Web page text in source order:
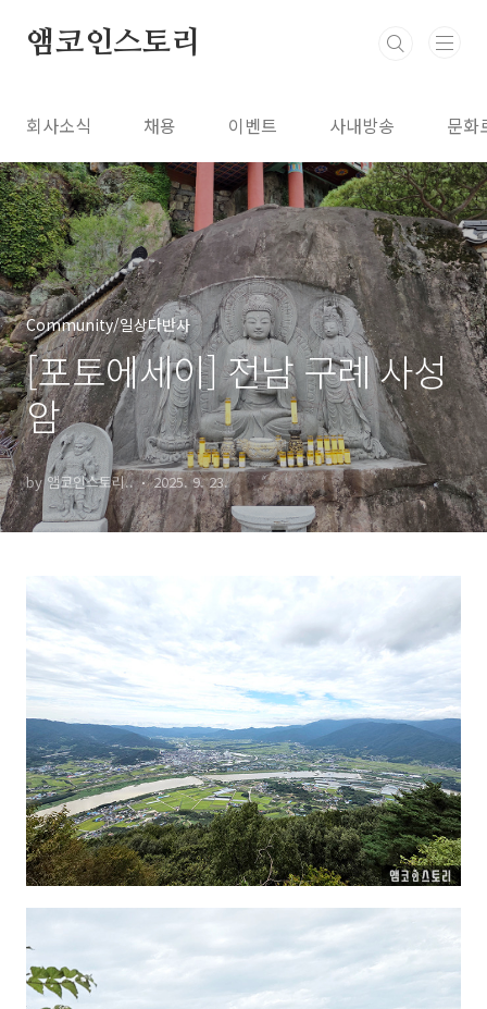
앰코인스토리
회사소식 채용 이벤트 사내방송 문화
Community/일상다반사
[포토에세이] 전남 구례 사성
암
by 앰코인스토리.. 2025. 9. 23.